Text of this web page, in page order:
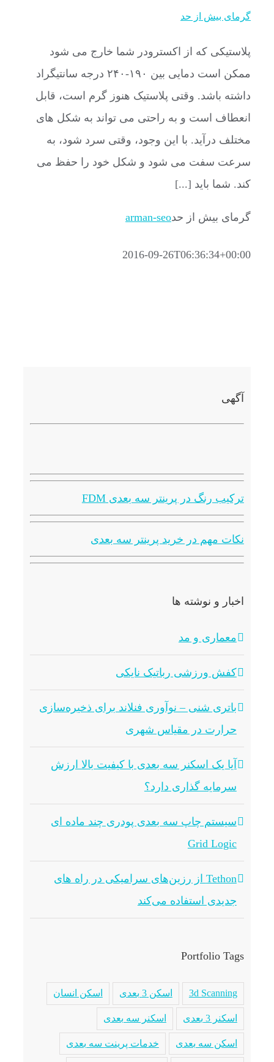
گرمای بیش از حد
پلاستیکی که از اکسترودر شما خارج می شود
ممکن است دمایی بین ۱۹۰-۲۴۰ درجه سانتیگراد
داشته باشد. وقتی پلاستیک هنوز گرم است، قابل
انعطاف است و به راحتی می تواند به شکل های
مختلف درآید. با این وجود، وقتی سرد شود، به
سرعت سفت می شود و شکل خود را حفظ می
کند. شما باید [...]
گرمای بیش از حدarman-seo
2016-09-26T06:36:34+00:00
آگهی
ترکیب رنگ در پرینتر سه بعدی FDM
نکات مهم در خرید پرینتر سه بعدی
اخبار و نوشته ها
معماری و مد
کفش ورزشی رباتیک نایکی
باتری شنی – نوآوری فنلاند برای ذخیره‌سازی
حرارت در مقیاس شهری
آیا یک اسکنر سه بعدی با کیفیت بالا ارزش
سرمایه گذاری دارد؟
سیستم چاپ سه بعدی پودری چند ماده ای
Grid Logic
Tethon از رزین‌های سرامیکی در راه های
جدیدی استفاده می‌کند
Portfolio Tags
3d Scanning اسکن 3 بعدی اسکن انسان
اسکنر 3 بعدی اسکنر سه بعدی
اسکن سه بعدی خدمات پرینت سه بعدی